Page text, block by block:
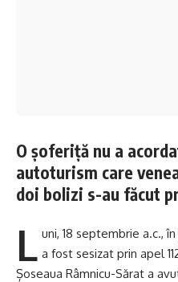
O șoferiță nu a
autoturism care
doi bolizi s-au făcut
L uni, 18 septembrie a.c.,
a fost sesizat prin apel
Șoseaua Râmnicu-Sărat a